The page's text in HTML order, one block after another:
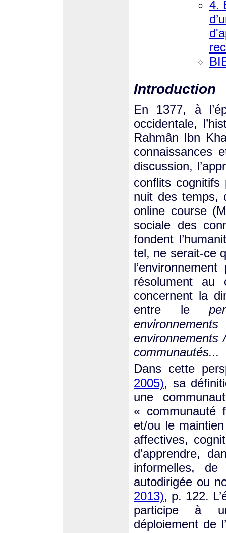
4.
Introduction
En 1377, à
occidentale,
Rahmân Ibn
connaissances
discussion,
conflits cognitifs
nuit des temps,
online course
sociale des
fondent
tel, ne serait-ce
résolument au
concernent la
entre le
environnements
communautés...
Dans cette
2005), sa
une
« communauté
et/ou le
affectives,
d’apprendre,
informelles,
autodirigée ou
2013), p. 122.
participe à
déploiement de